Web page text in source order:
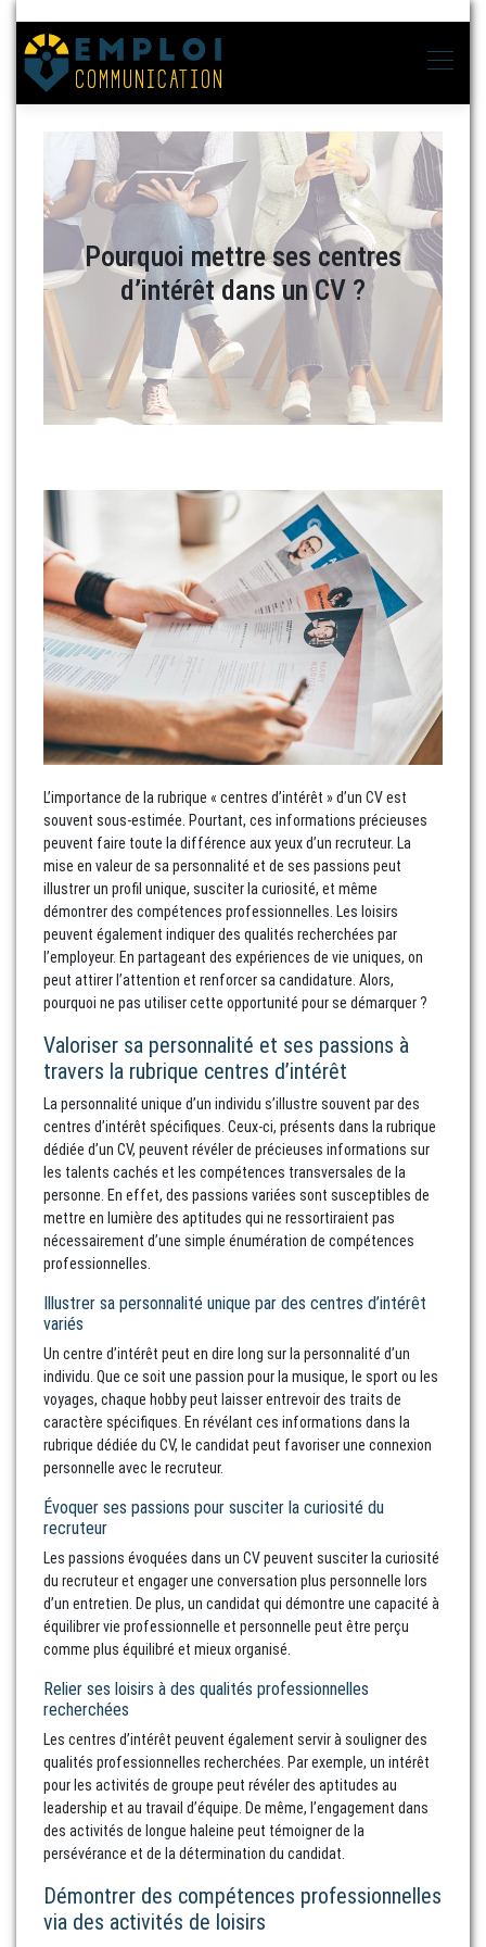
Pourquoi mettre ses centres
d’intérêt dans un CV ?
L’importance de la rubrique « centres d’intérêt » d’un CV est
souvent sous-estimée. Pourtant, ces informations précieuses
peuvent faire toute la différence aux yeux d’un recruteur. La
mise en valeur de sa personnalité et de ses passions peut
illustrer un profil unique, susciter la curiosité, et même
démontrer des compétences professionnelles. Les loisirs
peuvent également indiquer des qualités recherchées par
l’employeur. En partageant des expériences de vie uniques, on
peut attirer l’attention et renforcer sa candidature. Alors,
pourquoi ne pas utiliser cette opportunité pour se démarquer ?
Valoriser sa personnalité et ses passions à
travers la rubrique centres d’intérêt
La personnalité unique d’un individu s’illustre souvent par des
centres d’intérêt spécifiques. Ceux-ci, présents dans la rubrique
dédiée d’un CV, peuvent révéler de précieuses informations sur
les talents cachés et les compétences transversales de la
personne. En effet, des passions variées sont susceptibles de
mettre en lumière des aptitudes qui ne ressortiraient pas
nécessairement d’une simple énumération de compétences
professionnelles.
Illustrer sa personnalité unique par des centres d’intérêt
variés
Un centre d’intérêt peut en dire long sur la personnalité d’un
individu. Que ce soit une passion pour la musique, le sport ou les
voyages, chaque hobby peut laisser entrevoir des traits de
caractère spécifiques. En révélant ces informations dans la
rubrique dédiée du CV, le candidat peut favoriser une connexion
personnelle avec le recruteur.
Évoquer ses passions pour susciter la curiosité du
recruteur
Les passions évoquées dans un CV peuvent susciter la curiosité
du recruteur et engager une conversation plus personnelle lors
d’un entretien. De plus, un candidat qui démontre une capacité à
équilibrer vie professionnelle et personnelle peut être perçu
comme plus équilibré et mieux organisé.
Relier ses loisirs à des qualités professionnelles
recherchées
Les centres d’intérêt peuvent également servir à souligner des
qualités professionnelles recherchées. Par exemple, un intérêt
pour les activités de groupe peut révéler des aptitudes au
leadership et au travail d’équipe. De même, l’engagement dans
des activités de longue haleine peut témoigner de la
persévérance et de la détermination du candidat.
Démontrer des compétences professionnelles
via des activités de loisirs